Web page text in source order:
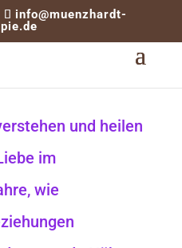
info@muenzhardt-